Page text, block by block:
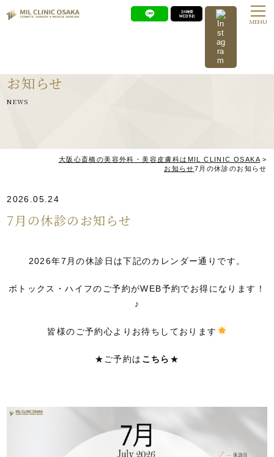
MENU
お知らせ
NEWS
大阪心斎橋の美容外科・美容皮膚科はMIL CLINIC OSAKA>
お知らせ7月の休診のお知らせ
2026.05.24
7月の休診のお知らせ
2026年7月の休診日は下記のカレンダー通りです。
ボトックス・ハイフのご予約がWEB予約でお得になります！
♪
皆様のご予約心よりお待ちしております
★ご予約は こちら ★